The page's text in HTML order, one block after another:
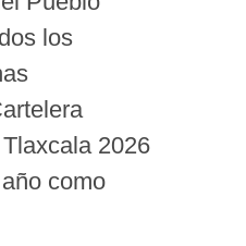
los
2026
como